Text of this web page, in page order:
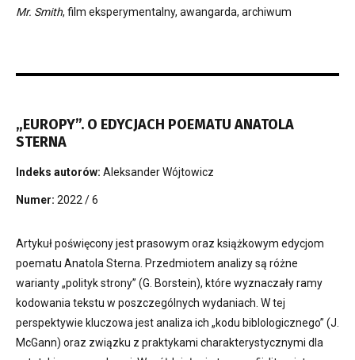
Mr. Smith, film eksperymentalny, awangarda, archiwum
„EUROPY”. O EDYCJACH POEMATU ANATOLA
STERNA
Indeks autorów: Aleksander Wójtowicz
Numer: 2022 / 6
Artykuł poświęcony jest prasowym oraz książkowym edycjom
poematu Anatola Sterna. Przedmiotem analizy są różne
warianty „polityk strony” (G. Borstein), które wyznaczały ramy
kodowania tekstu w poszczególnych wydaniach. W tej
perspektywie kluczowa jest analiza ich „kodu biblologicznego” (J.
McGann) oraz związku z praktykami charakterystycznymi dla